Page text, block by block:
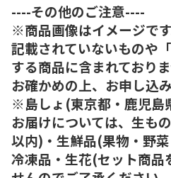
----その他のご注意----
※商品画像はイメージで
記載されていないものや
する商品に含まれており
お確かめの上、お申し込
※島しょ(東京都・鹿児島
お届けについては、生も
以内)・生鮮品(果物・野
冷凍品・生花(セット商品